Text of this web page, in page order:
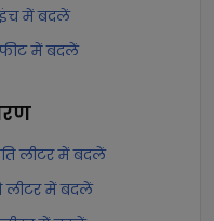
इंच में बदलें
फीट में बदलें
लीटर में बदलें
लीटर में बदलें